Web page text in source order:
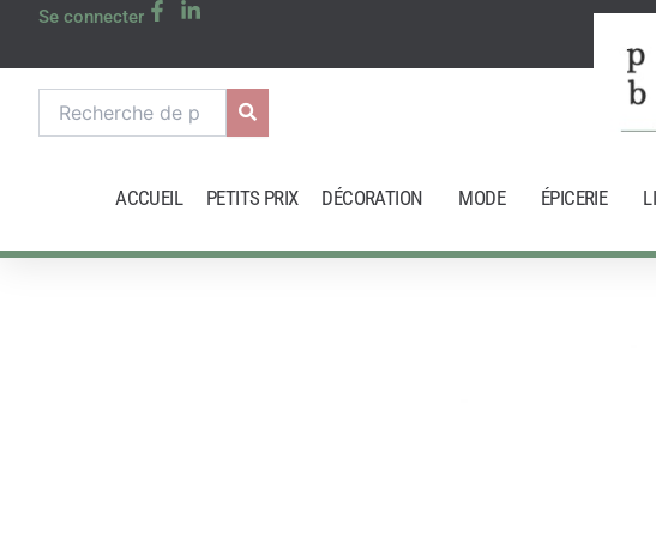
Se connecter
pour :
ACCUEIL PETITS PRIX DÉCORATION MODE ÉPICERIE